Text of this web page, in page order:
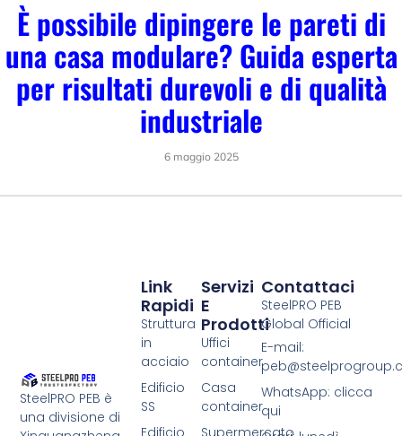
È possibile dipingere le pareti di
una casa modulare? Guida esperta
per risultati durevoli e di qualità
industriale
6 maggio 2025
SteelPRO PEB è
una divisione di
Servizi
E
Prodotti
Uffici
container
Casa
container
Supermercato
Link
Rapidi
Struttura
in
acciaio
Edificio
SS
Edificio
Contattaci
SteelPRO PEB
Global Official
E-mail:
WhatsApp: clicca
qui